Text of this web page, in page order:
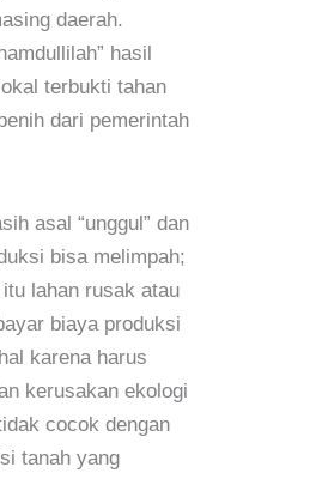
daerah.
hasil
terbukti tahan
dari pemerintah
asal “unggul” dan
bisa melimpah;
lahan rusak atau
biaya produksi
karena harus
kerusakan ekologi
cocok dengan
tanah yang